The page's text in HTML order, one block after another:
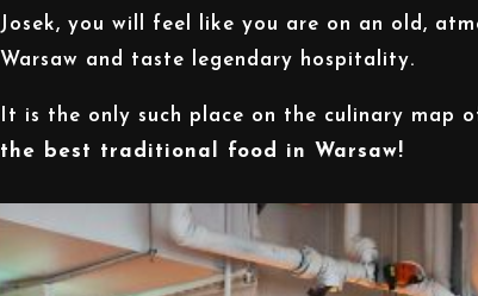
Josek, you will feel like you are on an old,
Warsaw and taste legendary hospitality.
It is the only such place on the culinary map
the best traditional food in Warsaw!